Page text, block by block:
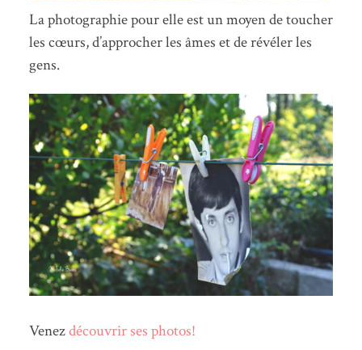
La photographie pour elle est un moyen de toucher
les cœurs, d’approcher les âmes et de révéler les
gens.
Venezdécouvrir ses photos!